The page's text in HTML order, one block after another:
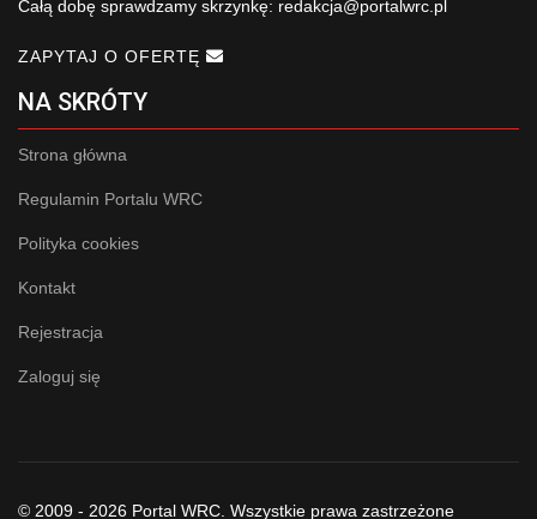
Całą dobę sprawdzamy skrzynkę: redakcja@portalwrc.pl
ZAPYTAJ O OFERTĘ
NA SKRÓTY
Strona główna
Regulamin Portalu WRC
Polityka cookies
Kontakt
Rejestracja
Zaloguj się
© 2009 - 2026 Portal WRC. Wszystkie prawa zastrzeżone